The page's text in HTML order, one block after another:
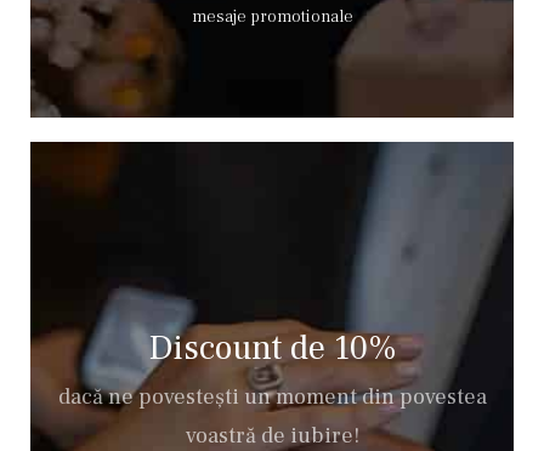
mesaje promotionale
Discount de 10%
dacă ne povestești un moment din povestea
voastră de iubire!